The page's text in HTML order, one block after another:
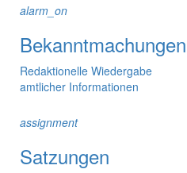
alarm_on
Bekanntmachungen
Redaktionelle Wiedergabe
amtlicher Informationen
assignment
Satzungen